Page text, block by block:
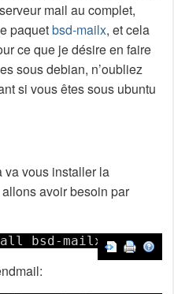
mail au complet,
paquetbsd-mailx, et cela
ce que je désire en faire
sous debian, n’oubliez
si vous êtes sous ubuntu
va vous installer la
avoir besoin par
bsd-mailx